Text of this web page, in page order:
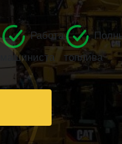
Работа
машиниста
топлива